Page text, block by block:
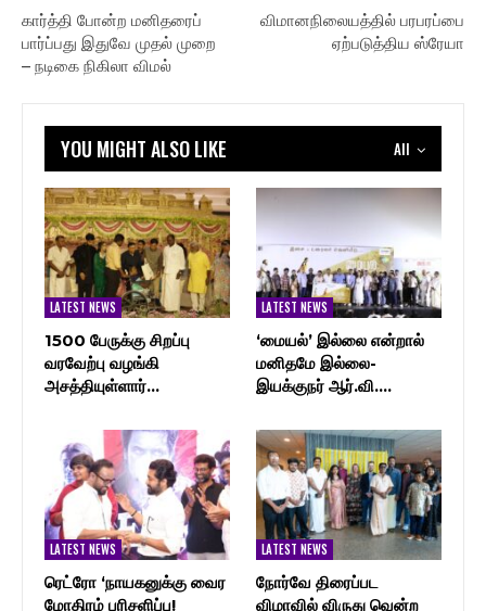
கார்த்தி போன்ற மனிதரைப்
பார்ப்பது இதுவே முதல் முறை
– நடிகை நிகிலா விமல்
விமானநிலையத்தில் பரபரப்பை
ஏற்படுத்திய ஸ்ரேயா
All
YOU MIGHT ALSO LIKE
LATEST NEWS
1500 பேருக்கு சிறப்பு
வரவேற்பு வழங்கி
அசத்தியுள்ளார்…
LATEST NEWS
‘மையல்’ இல்லை என்றால்
மனிதமே இல்லை-
இயக்குநர் ஆர்.வி.…
LATEST NEWS
ரெட்ரோ ‘நாயகனுக்கு வைர
மோதிரம் பரிசளிப்பு!
LATEST NEWS
நோர்வே திரைப்பட
விழாவில் விருது வென்ற